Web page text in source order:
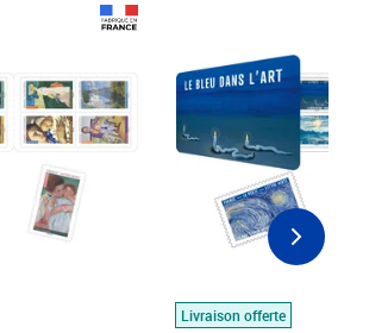
Livraison offerte